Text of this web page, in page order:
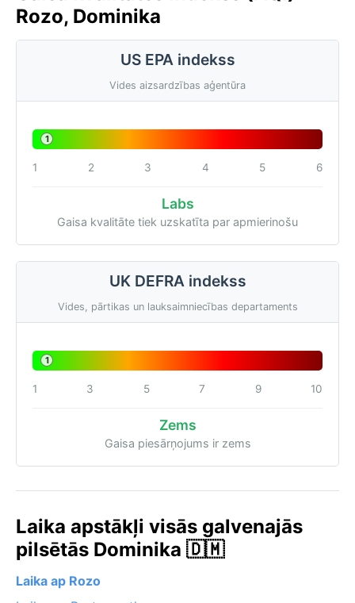
Rozo, Dominika
US EPA indekss
Vides aizsardzības aģentūra
1
1 2 3 4 5 6
Labs
Gaisa kvalitāte tiek uzskatīta par apmierinošu
UK DEFRA indekss
Vides, pārtikas un lauksaimniecības departaments
1
1 3 5 7 9 10
Zems
Gaisa piesārņojums ir zems
Laika apstākļi visās galvenajās
pilsētās Dominika 🇩🇲
Laika ap Rozo